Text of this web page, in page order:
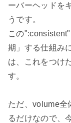
ーバーヘッドを
うです。
この
期」する仕組み
は、これをつけ
す。
ただ、volume全
るだけなので、